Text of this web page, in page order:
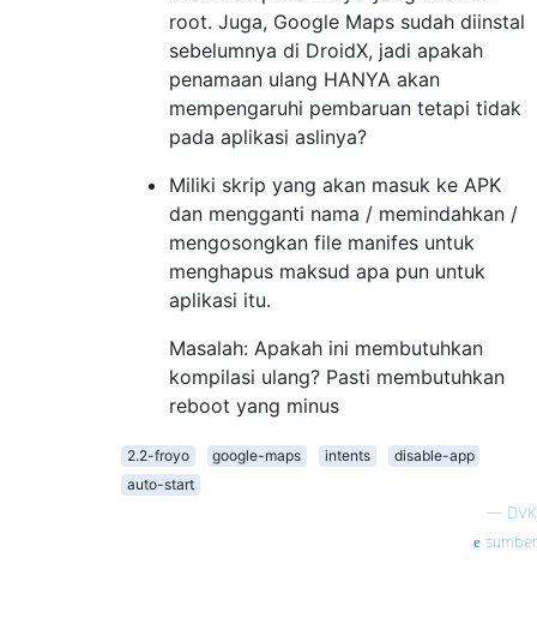
root. Juga, Google Maps sudah diinstal
sebelumnya di DroidX, jadi apakah
penamaan ulang HANYA akan
mempengaruhi pembaruan tetapi tidak
pada aplikasi aslinya?
Miliki skrip yang akan masuk ke APK
dan mengganti nama / memindahkan /
mengosongkan file manifes untuk
menghapus maksud apa pun untuk
aplikasi itu.
Masalah: Apakah ini membutuhkan
kompilasi ulang? Pasti membutuhkan
reboot yang minus
2.2-froyo google-maps intents
disable-app
auto-start
— DVK
sumber